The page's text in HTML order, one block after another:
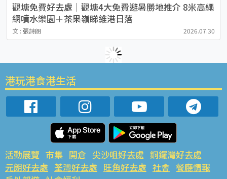
觀塘免費好去處｜觀塘4大免費避暑勝地推介 8米高繩
網噴水樂園＋茶果嶺睇維港日落
文 : 張詩朗 2026.07.30
港玩港食港生活
活動展覽 市集 開倉 尖沙咀好去處 銅鑼灣好去處
元朗好去處 荃灣好去處 旺角好去處 社會 餐廳情報